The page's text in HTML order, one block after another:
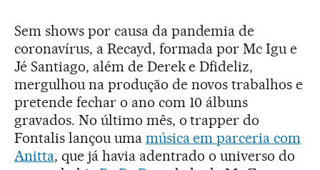
Sem shows por causa da pandemia de
coronavírus, a Recayd, formada por Mc Igu e
Jé Santiago, além de Derek e Dfideliz,
mergulhou na produção de novos trabalhos e
pretende fechar o ano com 10 álbuns
gravados. No último mês, o trapper do
Fontalis lançou uma música em parceria com
Anitta, que já havia adentrado o universo do